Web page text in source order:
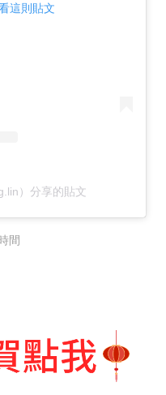
這則貼文
）分享的貼文
間